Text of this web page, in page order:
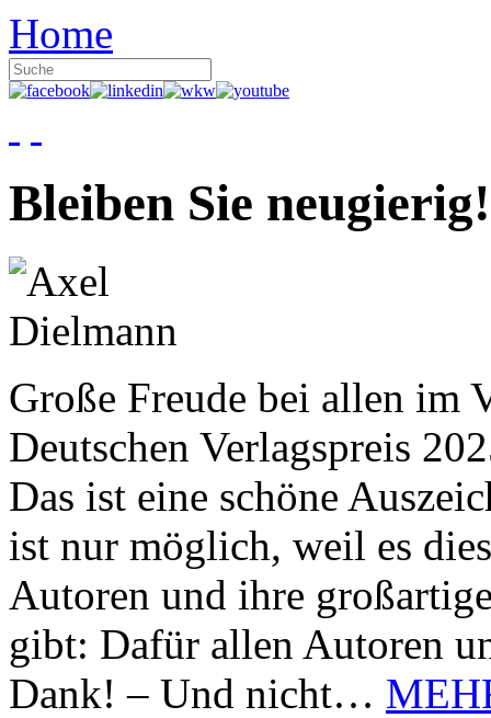
Home
Bleiben Sie neugierig!
Große Freude bei allen im
Deutschen Verlagspreis
Das ist eine schöne
ist nur möglich, weil es
Autoren und ihre
gibt: Dafür allen Autoren
Dank! – Und nicht…